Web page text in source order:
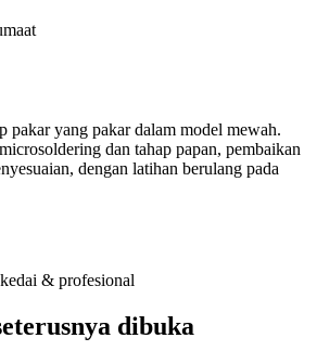
pakar yang pakar dalam model mewah.
dan tahap papan, pembaikan
dengan latihan berulang pada
& profesional
dibuka